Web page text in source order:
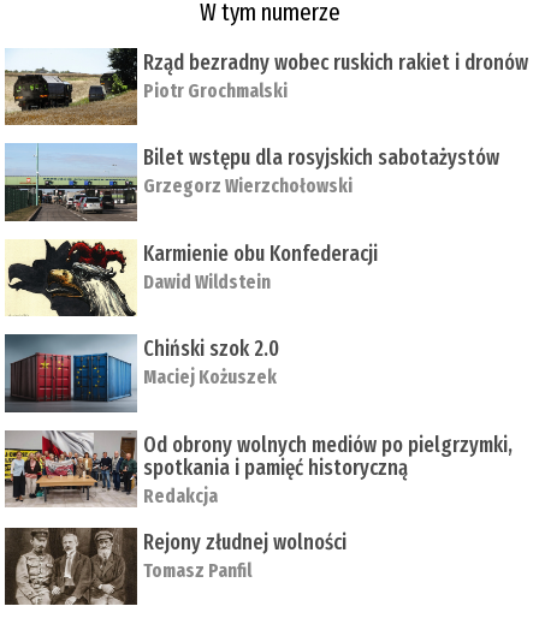
W tym numerze
Rząd bezradny wobec ruskich rakiet i dronów
Piotr Grochmalski
Bilet wstępu dla rosyjskich sabotażystów
Grzegorz Wierzchołowski
Karmienie obu Konfederacji
Dawid Wildstein
Chiński szok 2.0
Maciej Kożuszek
Od obrony wolnych mediów po pielgrzymki,
spotkania i pamięć historyczną
Redakcja
Rejony złudnej wolności
Tomasz Panfil